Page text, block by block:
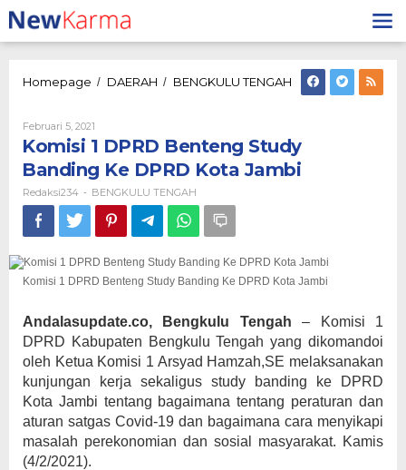
Lewati
ke
konten
Homepage / DAERAH / BENGKULU TENGAH Komisi
Study
Banding
Ke
Februari 5, 2021
Redaksi234
Komisi 1 DPRD Benteng Study
Banding Ke DPRD Kota Jambi
Redaksi234 - BENGKULU TENGAH
Komisi 1 DPRD Benteng Study Banding Ke DPRD Kota Jambi
Andalasupdate.co, Bengkulu Tengah – Komisi 1
DPRD Kabupaten Bengkulu Tengah yang dikomandoi
oleh Ketua Komisi 1 Arsyad Hamzah,SE melaksanakan
kunjungan kerja sekaligus study banding ke DPRD
Kota Jambi tentang bagaimana tentang peraturan dan
aturan satgas Covid-19 dan bagaimana cara menyikapi
masalah perekonomian dan sosial masyarakat. Kamis
(4/2/2021).